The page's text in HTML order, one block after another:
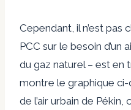
Cependant, il n’est pas
PCC sur le besoin d’un
du gaz naturel – est en
montre le graphique ci-
de l’air urbain de Pékin,